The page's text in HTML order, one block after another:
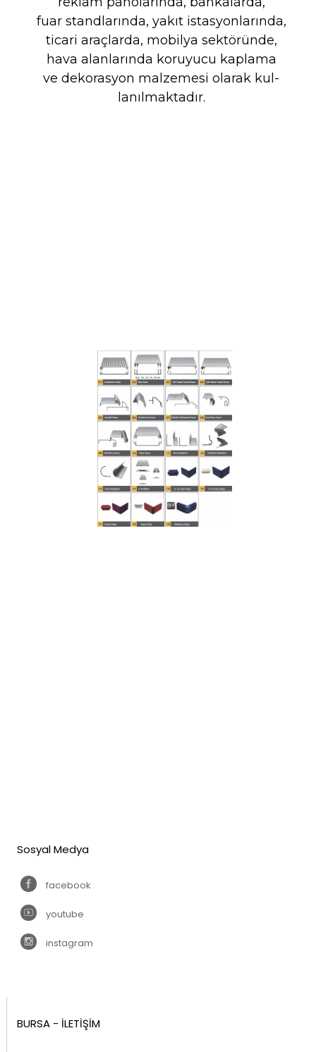
fuar standlarında, yakıt istasyonlarında,
ticari araçlarda, mobilya sektöründe,
hava alan­larında koruyucu kaplama
ve dekorasyon malzemesi olarak kul­
lanılmaktadır.
Sosyal Medya
facebook
youtube
instagram
BURSA - İLETİŞİM